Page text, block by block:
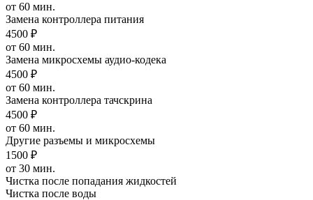
от 60 мин.
Замена контроллера питания
4500 ₽
от 60 мин.
Замена микросхемы аудио-кодека
4500 ₽
от 60 мин.
Замена контроллера тачскрина
4500 ₽
от 60 мин.
Другие разъемы и микросхемы
1500 ₽
от 30 мин.
Чистка после попадания жидкостей
Чистка после воды